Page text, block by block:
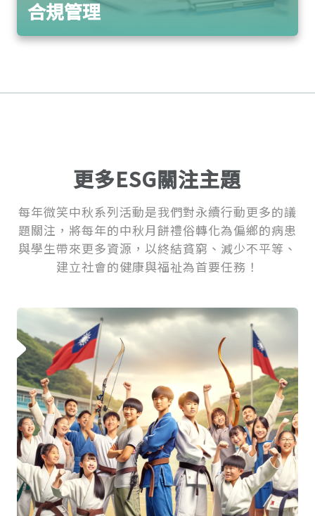
合規管理
更多ESG關注主題
每年微笑中秋系列活動是我們對永續行動更多的議
題關注，將每年的中秋月餅禮俗轉化為偏鄉的病患
與學生帶來更多資源，以終結貧窮、減少不平等、
建立社會的健康與福祉為首要任務！